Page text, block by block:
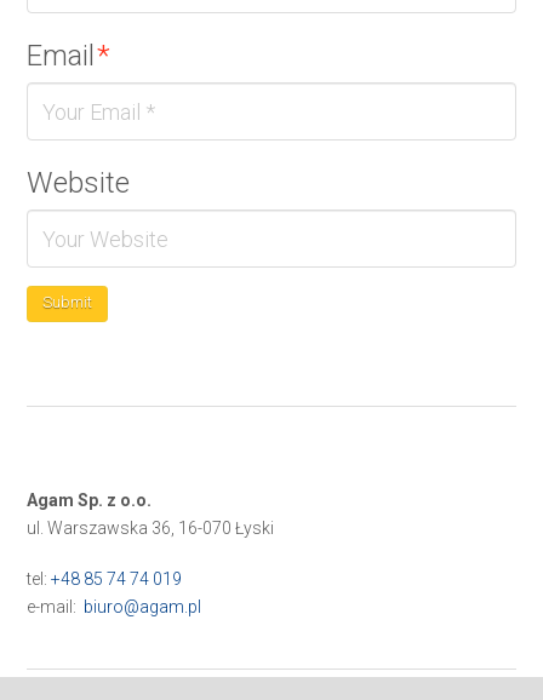
Email*
Website
Agam Sp. z o.o.
ul. Warszawska 36, 16-070 Łyski
tel:+48 85 74 74 019
e-mail: biuro@agam.pl